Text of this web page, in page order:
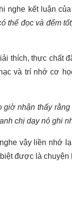
nghe kết luận
thể đọc và đếm
thích, thực chất
và trí nhớ cơ
giờ nhận thấy
chị dạy nó ghi
vậy liền nhớ
được là chuyện